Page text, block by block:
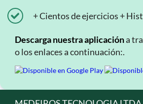
+ Cientos de ejercicios +
Descarga nuestra aplicacióna
o los enlaces a continuación:.